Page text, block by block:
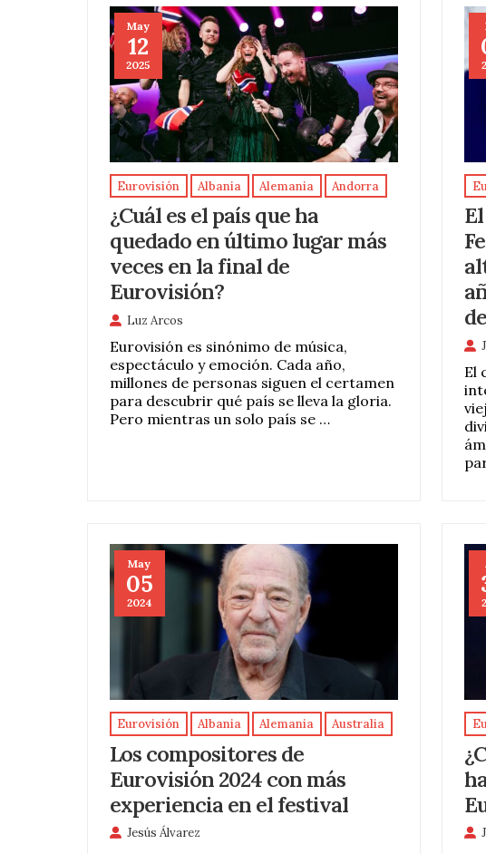
May
12
2025
Eurovisión Albania Alemania Andorra
¿Cuál es el país que ha
quedado en último lugar más
veces en la final de
Eurovisión?
Luz Arcos
Eurovisión es sinónimo de música,
espectáculo y emoción. Cada año,
millones de personas siguen el certamen
para descubrir qué país se lleva la gloria.
Pero mientras un solo país se …
El
May
05
2024
Eurovisión Albania Alemania Australia
Los compositores de
Eurovisión 2024 con más
experiencia en el festival
Jesús Álvarez